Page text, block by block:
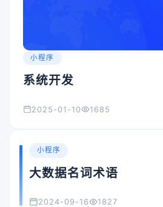
小程序
系统开发
2025-01-10 1685
小程序
大数据名词术语
2024-09-16 1827